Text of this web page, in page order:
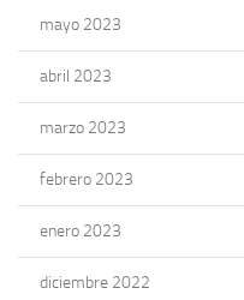
mayo 2023
abril 2023
marzo 2023
febrero 2023
enero 2023
diciembre 2022